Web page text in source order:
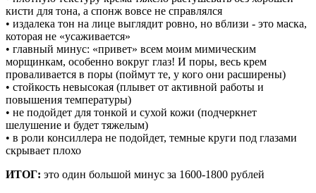
кисти для тона, а спонж вовсе не справлялся
• издалека тон на лице выглядит ровно, но вблизи - это маска,
которая не «усаживается»
• главный минус: «привет» всем моим мимическим
морщинкам, особенно вокруг глаз! И поры, весь крем
проваливается в поры (поймут те, у кого они расширены)
• стойкость невысокая (плывет от активной работы и
повышения температуры)
• не подойдет для тонкой и сухой кожи (подчеркнет
шелушение и будет тяжелым)
• в роли консиллера не подойдет, темные круги под глазами
скрывает плохо
ИТОГ: это один большой минус за 1600-1800 рублей